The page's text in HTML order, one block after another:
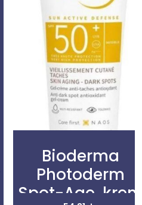
Bioderma
Photoderm
Spot-Age,